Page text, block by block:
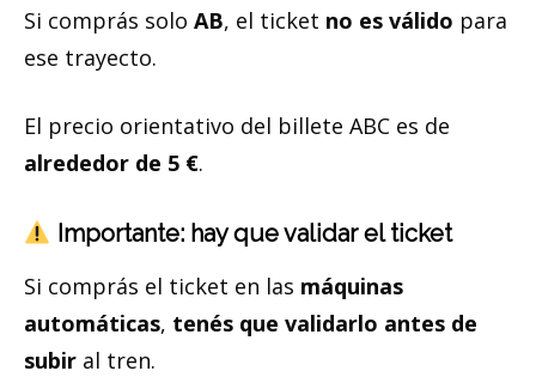
Si comprás solo AB, el ticket no es válido para
ese trayecto.
El precio orientativo del billete ABC es de
alrededor de 5 €.
Importante: hay que validar el ticket
Si comprás el ticket en las máquinas
automáticas, tenés que validarlo antes de
subir al tren.